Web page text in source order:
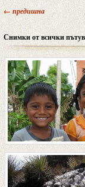
← предишна
Снимки от всички